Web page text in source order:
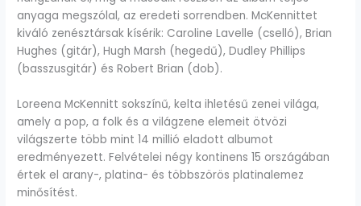
anyaga megszólal, az eredeti sorrendben. McKennittet
kiváló zenésztársak kísérik: Caroline Lavelle (cselló), Brian
Hughes (gitár), Hugh Marsh (hegedű), Dudley Phillips
(basszusgitár) és Robert Brian (dob).
Loreena McKennitt sokszínű, kelta ihletésű zenei világa,
amely a pop, a folk és a világzene elemeit ötvözi
világszerte több mint 14 millió eladott albumot
eredményezett. Felvételei négy kontinens 15 országában
értek el arany-, platina- és többszörös platinalemez
minősítést.